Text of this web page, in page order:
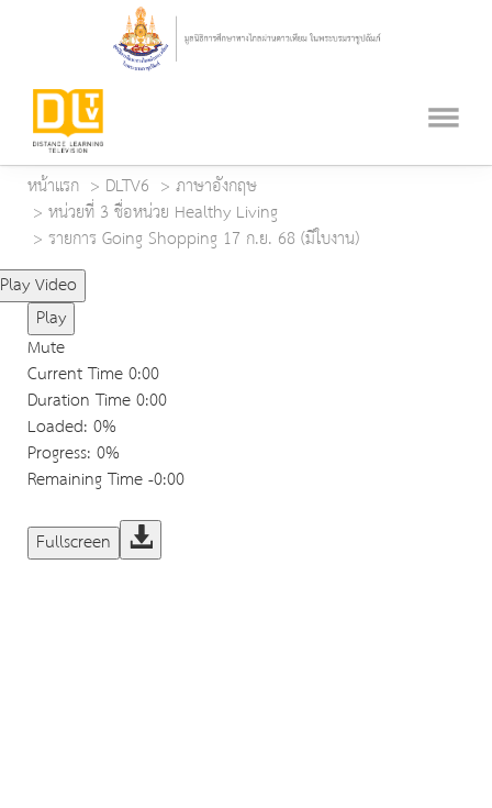
หน้าแรก DLTV6
ภาษาอังกฤษ
หน่วยที่ 3 ชื่อหน่วย Healthy Living
รายการ Going Shopping 17 ก.ย. 68 (มีใบงาน)
Play Video
Play
Mute
Current Time0:00
Duration Time0:00
Loaded: 0%
Progress: 0%
Remaining Time-0:00
Fullscreen